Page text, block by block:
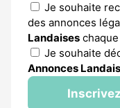
Je souhaite
des annonces
Landaises
Je souhaite
Annonces